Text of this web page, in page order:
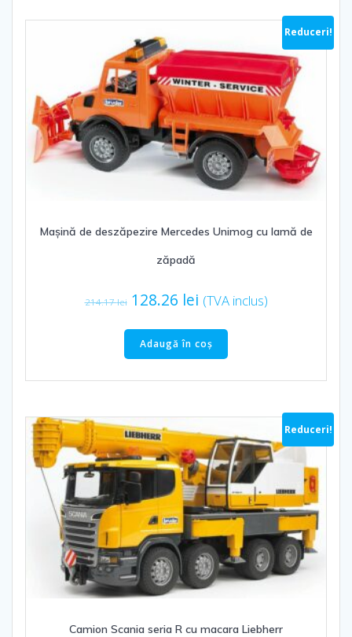
Reduceri!
Mașină de deszăpezire Mercedes Unimog cu lamă de
zăpadă
214.17lei Prețul
fost:
214.17 lei.
128.26 leiPrețul
este:
128.26 lei.
(TVA inclus)
Adaugă în coș
Reduceri!
Camion Scania seria R cu macara Liebherr